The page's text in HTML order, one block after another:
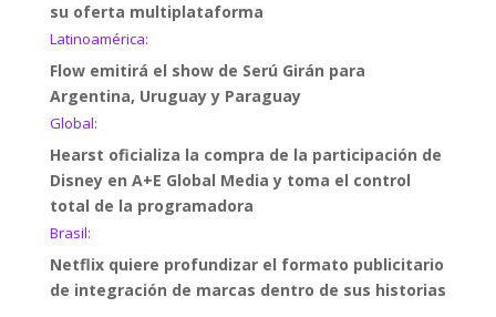
su oferta multiplataforma
Latinoamérica:
Flow emitirá el show de Serú Girán para
Argentina, Uruguay y Paraguay
Global:
Hearst oficializa la compra de la participación de
Disney en A+E Global Media y toma el control
total de la programadora
Brasil:
Netflix quiere profundizar el formato publicitario
de integración de marcas dentro de sus historias